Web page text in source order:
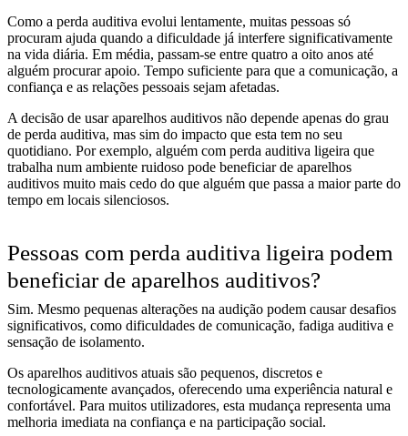
Como a perda auditiva evolui lentamente, muitas pessoas só
procuram ajuda quando a dificuldade já interfere significativamente
na vida diária. Em média, passam-se entre quatro a oito anos até
alguém procurar apoio. Tempo suficiente para que a comunicação, a
confiança e as relações pessoais sejam afetadas.
A decisão de usar aparelhos auditivos não depende apenas do grau
de perda auditiva, mas sim do impacto que esta tem no seu
quotidiano. Por exemplo, alguém com perda auditiva ligeira que
trabalha num ambiente ruidoso pode beneficiar de aparelhos
auditivos muito mais cedo do que alguém que passa a maior parte do
tempo em locais silenciosos.
Pessoas com perda auditiva ligeira podem
beneficiar de aparelhos auditivos?
Sim. Mesmo pequenas alterações na audição podem causar desafios
significativos, como dificuldades de comunicação, fadiga auditiva e
sensação de isolamento.
Os aparelhos auditivos atuais são pequenos, discretos e
tecnologicamente avançados, oferecendo uma experiência natural e
confortável. Para muitos utilizadores, esta mudança representa uma
melhoria imediata na confiança e na participação social.